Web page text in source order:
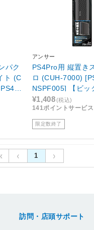
パク
ト (C
】
アンサー
PS4Pro用 縦置き
ロ (CUH-7000)
NSPF005] 【ビッ
ループオリジナル】
¥1,408(税込)
141ポイントサービス
限定数終了
1
訪問・店頭サポート